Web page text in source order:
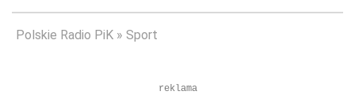
Polskie Radio PiK Sport
reklama